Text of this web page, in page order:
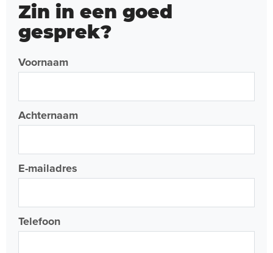
Zin in een goed
gesprek?
Voornaam
Achternaam
E-mailadres
Telefoon